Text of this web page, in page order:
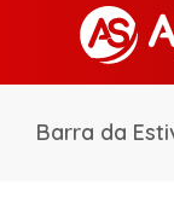
Barra da